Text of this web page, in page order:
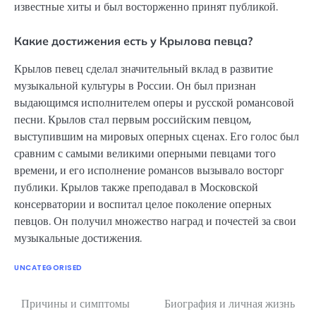
известные хиты и был восторженно принят публикой.
Какие достижения есть у Крылова певца?
Крылов певец сделал значительный вклад в развитие
музыкальной культуры в России. Он был признан
выдающимся исполнителем оперы и русской романсовой
песни. Крылов стал первым российским певцом,
выступившим на мировых оперных сценах. Его голос был
сравним с самыми великими оперными певцами того
времени, и его исполнение романсов вызывало восторг
публики. Крылов также преподавал в Московской
консерватории и воспитал целое поколение оперных
певцов. Он получил множество наград и почестей за свои
музыкальные достижения.
UNCATEGORISED
Навигация
Причины и симптомы
Биография и личная жизнь